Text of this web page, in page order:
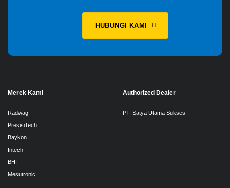
HUBUNGI KAMI
Merek Kami
Radwag
PresisiTech
Baykon
Intech
BHI
Mesutronic
Authorized Dealer
PT. Satya Utama Sukses